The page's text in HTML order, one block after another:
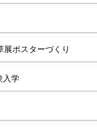
ポスターづくり
入学